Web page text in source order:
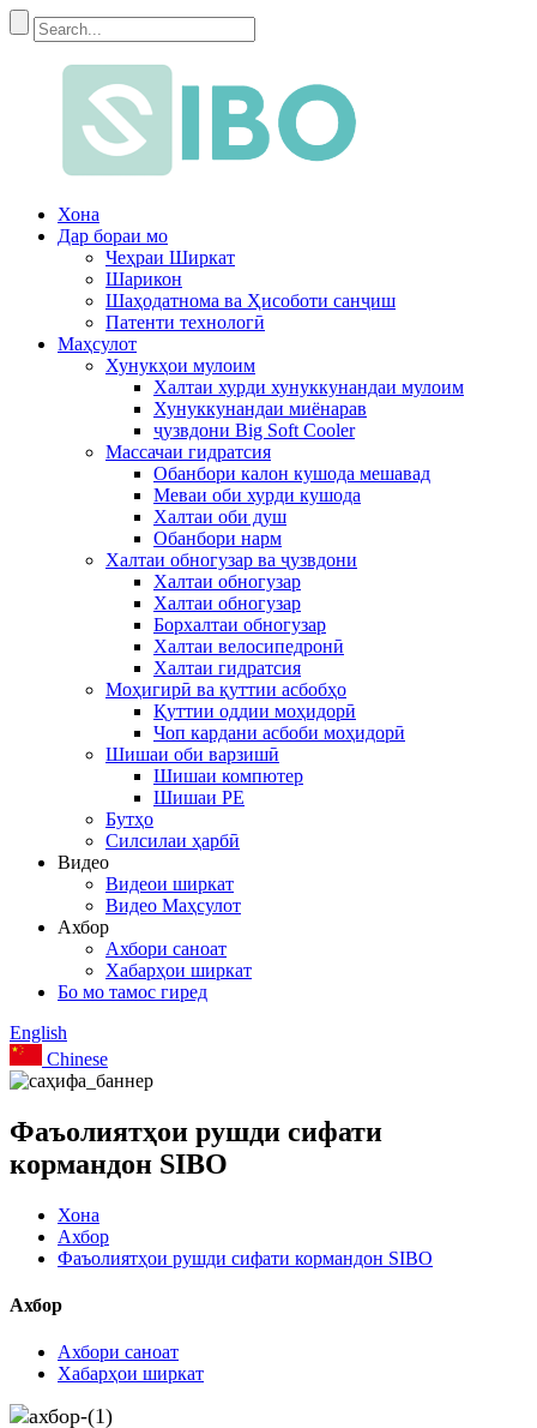
Хона
Дар бораи мо
Чеҳраи Ширкат
Шарикон
Шаҳодатнома ва Ҳисоботи санҷиш
Патенти технологӣ
Маҳсулот
Хунукҳои мулоим
Халтаи хурди хунуккунандаи мулоим
Хунуккунандаи миёнарав
ҷузвдони Big Soft Cooler
Массачаи гидратсия
Обанбори калон кушода мешавад
Меваи оби хурди кушода
Халтаи оби душ
Обанбори нарм
Халтаи обногузар ва ҷузвдони
Халтаи обногузар
Халтаи обногузар
Борхалтаи обногузар
Халтаи велосипедронӣ
Халтаи гидратсия
Моҳигирӣ ва қуттии асбобҳо
Қуттии оддии моҳидорӣ
Чоп кардани асбоби моҳидорӣ
Шишаи оби варзишӣ
Шишаи компютер
Шишаи PE
Бутҳо
Силсилаи ҳарбӣ
Видео
Видеои ширкат
Видео Маҳсулот
Ахбор
Ахбори саноат
Хабарҳои ширкат
Бо мо тамос гиред
English
Chinese
Фаъолиятҳои рушди сифати
кормандон SIBO
Хона
Ахбор
Фаъолиятҳои рушди сифати кормандон SIBO
Ахбор
Ахбори саноат
Хабарҳои ширкат